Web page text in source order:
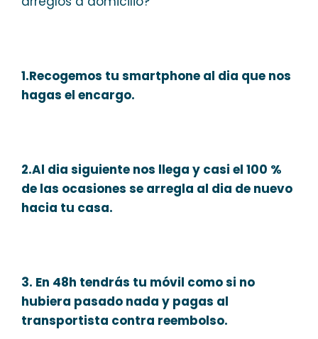
1.Recogemos tu smartphone al dia que nos
hagas el encargo.
2.Al dia siguiente nos llega y casi el 100 %
de las ocasiones se arregla al dia de nuevo
hacia tu casa.
3. En 48h tendrás tu móvil como si no
hubiera pasado nada y pagas al
transportista contra reembolso.